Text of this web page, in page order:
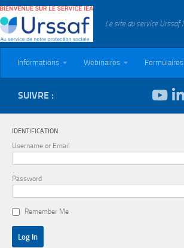
Skip to content
Le site du service Urssaf
Informations Webinaires Formulaires
SUIVRE :
IDENTIFICATION
Username or Email
Password
Remember Me